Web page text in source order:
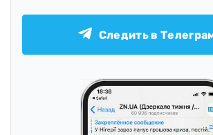
Следить в